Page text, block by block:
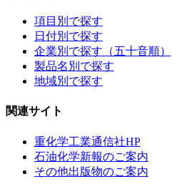
項目別で探す
日付別で探す
企業別で探す（五十音順）
製品名別で探す
地域別で探す
関連サイト
重化学工業通信社HP
石油化学新報のご案内
その他出版物のご案内